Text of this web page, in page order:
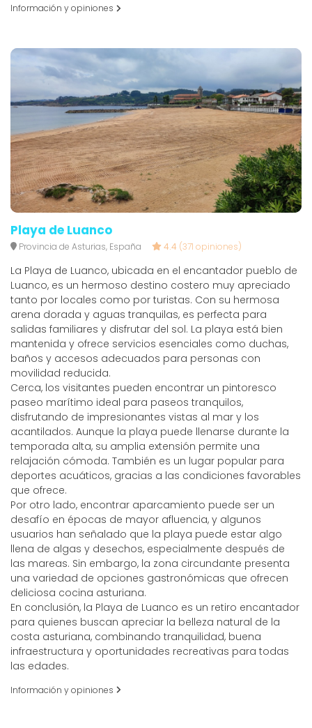
Información y opiniones
Playa de Luanco
Provincia de Asturias, España 4.4 (371 opiniones)
La Playa de Luanco, ubicada en el encantador pueblo de
Luanco, es un hermoso destino costero muy apreciado
tanto por locales como por turistas. Con su hermosa
arena dorada y aguas tranquilas, es perfecta para
salidas familiares y disfrutar del sol. La playa está bien
mantenida y ofrece servicios esenciales como duchas,
baños y accesos adecuados para personas con
movilidad reducida.
Cerca, los visitantes pueden encontrar un pintoresco
paseo marítimo ideal para paseos tranquilos,
disfrutando de impresionantes vistas al mar y los
acantilados. Aunque la playa puede llenarse durante la
temporada alta, su amplia extensión permite una
relajación cómoda. También es un lugar popular para
deportes acuáticos, gracias a las condiciones favorables
que ofrece.
Por otro lado, encontrar aparcamiento puede ser un
desafío en épocas de mayor afluencia, y algunos
usuarios han señalado que la playa puede estar algo
llena de algas y desechos, especialmente después de
las mareas. Sin embargo, la zona circundante presenta
una variedad de opciones gastronómicas que ofrecen
deliciosa cocina asturiana.
En conclusión, la Playa de Luanco es un retiro encantador
para quienes buscan apreciar la belleza natural de la
costa asturiana, combinando tranquilidad, buena
infraestructura y oportunidades recreativas para todas
las edades.
Información y opiniones